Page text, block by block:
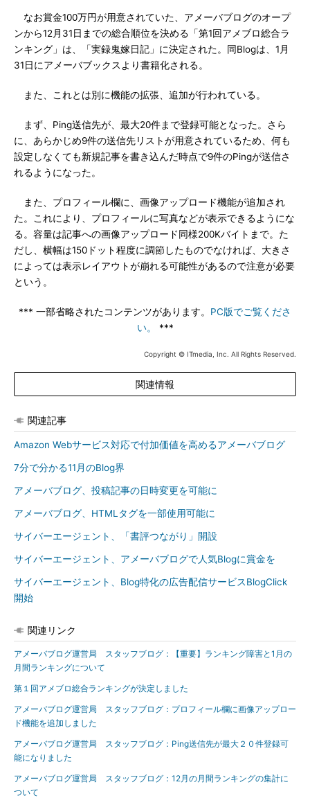
なお賞金100万円が用意されていた、アメーバブログのオープ
ンから12月31日までの総合順位を決める「第1回アメブロ総合ラ
ンキング」は、「実録鬼嫁日記」に決定された。同Blogは、1月
31日にアメーバブックスより書籍化される。
また、これとは別に機能の拡張、追加が行われている。
まず、Ping送信先が、最大20件まで登録可能となった。さら
に、あらかじめ9件の送信先リストが用意されているため、何も
設定しなくても新規記事を書き込んだ時点で9件のPingが送信さ
れるようになった。
また、プロフィール欄に、画像アップロード機能が追加され
た。これにより、プロフィールに写真などが表示できるようにな
る。容量は記事への画像アップロード同様200Kバイトまで。た
だし、横幅は150ドット程度に調節したものでなければ、大きさ
によっては表示レイアウトが崩れる可能性があるので注意が必要
という。
*** 一部省略されたコンテンツがあります。 PC版でご覧くださ
い。
***
Copyright © ITmedia, Inc. All Rights Reserved.
関連情報
関連記事
Amazon Webサービス対応で付加価値を高めるアメーバブログ
7分で分かる11月のBlog界
アメーバブログ、投稿記事の日時変更を可能に
アメーバブログ、HTMLタグを一部使用可能に
サイバーエージェント、「書評つながり」開設
サイバーエージェント、アメーバブログで人気Blogに賞金を
サイバーエージェント、Blog特化の広告配信サービスBlogClick
開始
関連リンク
アメーバブログ運営局 スタッフブログ：【重要】ランキング障害と1月の
月間ランキングについて
第１回アメブロ総合ランキングが決定しました
アメーバブログ運営局 スタッフブログ：プロフィール欄に画像アップロー
ド機能を追加しました
アメーバブログ運営局 スタッフブログ：Ping送信先が最大２０件登録可
能になりました
アメーバブログ運営局 スタッフブログ：12月の月間ランキングの集計に
ついて